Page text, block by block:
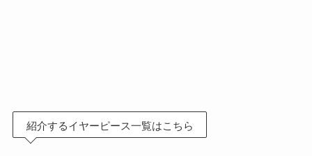
紹介するイヤーピース一覧はこちら